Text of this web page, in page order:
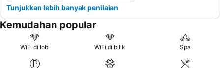
Tunjukkan lebih banyak penilaian
Kemudahan popular
WiFi di lobi WiFi di bilik Spa